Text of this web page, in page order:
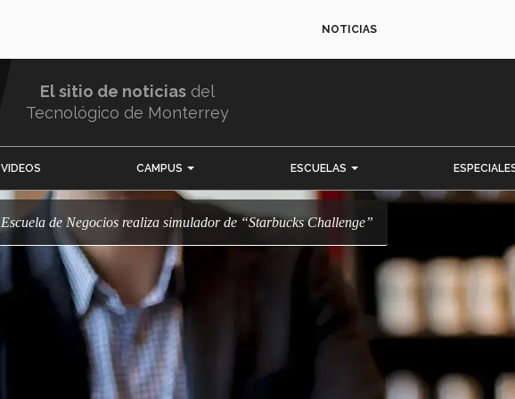
NOTICIAS
El sitio de noticias del
Tecnológico de Monterrey
VIDEOS CAMPUS ESCUELAS
Escuela de Negocios realiza simulador de “Starbucks Challenge”